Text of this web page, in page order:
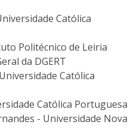
Católica
Politécnico de Leiria
da DGERT
Católica
Católica Portuguesa
- Universidade Nova